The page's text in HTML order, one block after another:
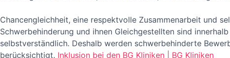
Chancengleichheit, eine respektvolle Zusammenarbeit und
Schwerbehinderung und ihnen Gleichgestellten sind
selbstverständlich. Deshalb werden schwerbehinderte
berücksichtigt. Inklusion bei den BG Kliniken | BG Kliniken